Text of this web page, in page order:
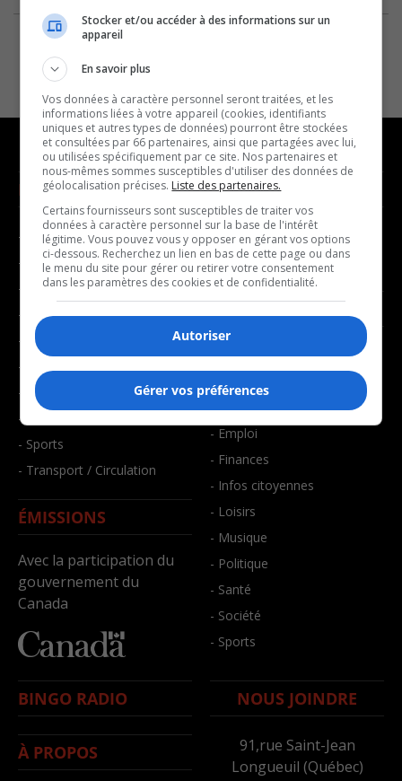
NOUVELLES
- Affaires municipales
- Communauté / Social
- Culture
- Économie
- Éducation
- Environnement
- Faits divers
- Santé et bien-être
- Sports
- Transport / Circulation
ÉMISSIONS
Avec la participation du
gouvernement du
Canada
MUSIQUE
- Décompte franco
- Joué récemment
BALADOS
- Affaires
- Art de vivre
- Bien-être
- Emploi
- Finances
- Infos citoyennes
- Loisirs
- Musique
- Politique
- Santé
- Société
- Sports
BINGO RADIO
À PROPOS
NOUS JOINDRE
91,rue Saint-Jean
Longueuil (Québec)
Stocker et/ou accéder à des informations sur un
appareil
En savoir plus
Vos données à caractère personnel seront traitées, et les
informations liées à votre appareil (cookies, identifiants
uniques et autres types de données) pourront être stockées
et consultées par 66 partenaires, ainsi que partagées avec lui,
ou utilisées spécifiquement par ce site. Nos partenaires et
nous-mêmes sommes susceptibles d'utiliser des données de
géolocalisation précises. Liste des partenaires.
Certains fournisseurs sont susceptibles de traiter vos
données à caractère personnel sur la base de l'intérêt
légitime. Vous pouvez vous y opposer en gérant vos options
ci-dessous. Recherchez un lien en bas de cette page ou dans
le menu du site pour gérer ou retirer votre consentement
dans les paramètres des cookies et de confidentialité.
Autoriser
Gérer vos préférences